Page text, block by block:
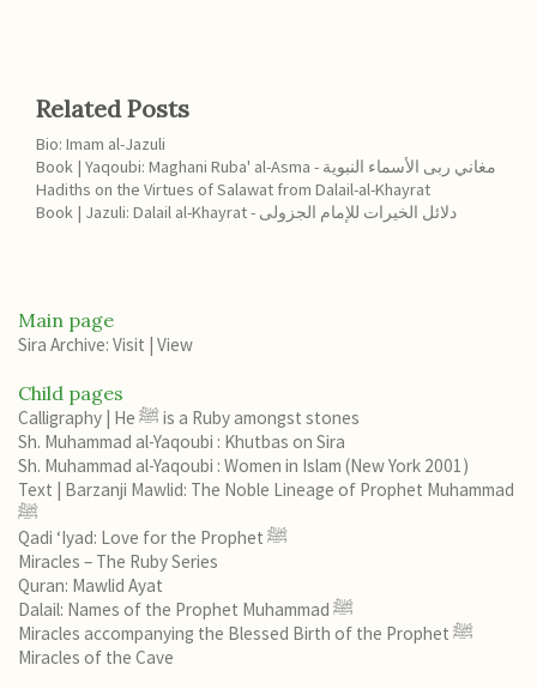
Related Posts
Bio: Imam al-Jazuli
Book | Yaqoubi: Maghani Ruba' al-Asma - مغاني ربى الأسماء النبوية
Hadiths on the Virtues of Salawat from Dalail-al-Khayrat
Book | Jazuli: Dalail al-Khayrat - دلائل الخيرات للإمام الجزولى
Main page
Sira Archive: Visit | View
Child pages
Calligraphy | He ﷺ is a Ruby amongst stones
Sh. Muhammad al-Yaqoubi : Khutbas on Sira
Sh. Muhammad al-Yaqoubi : Women in Islam (New York 2001)
Text | Barzanji Mawlid: The Noble Lineage of Prophet Muhammad
ﷺ
Qadi ‘Iyad: Love for the Prophet ﷺ
Miracles – The Ruby Series
Quran: Mawlid Ayat
Dalail: Names of the Prophet Muhammad ﷺ
Miracles accompanying the Blessed Birth of the Prophet ﷺ
Miracles of the Cave